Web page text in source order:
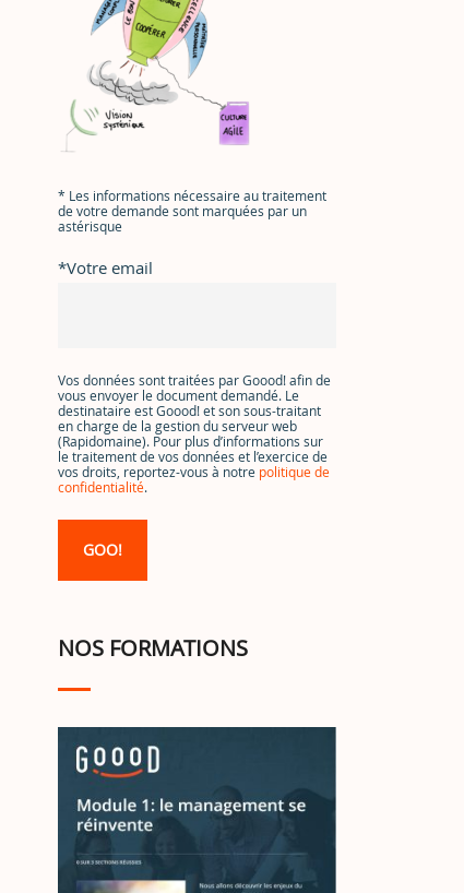
* Les informations nécessaire au traitement
de votre demande sont marquées par un
astérisque
*Votre email
Vos données sont traitées par Goood! afin de
vous envoyer le document demandé. Le
destinataire est Goood! et son sous-traitant
en charge de la gestion du serveur web
(Rapidomaine). Pour plus d’informations sur
le traitement de vos données et l’exercice de
vos droits, reportez-vous à notre politique de
confidentialité.
NOS FORMATIONS